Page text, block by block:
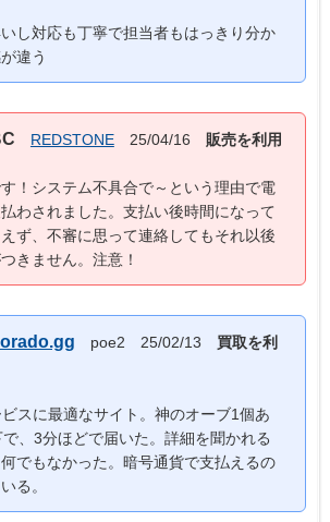
し対応も丁寧で担当者もはっきり分か
違う
REDSTONE25/04/16 販売を利用
！システム不具合で～という理由で電
わされました。支払い後時間になって
ず、不審に思って連絡してもそれ以後
きません。注意！
poe2 25/02/13 買取を利
スに最適なサイト。神のオーブ1個あ
、3分ほどで届いた。詳細を聞かれる
でもなかった。暗号通貨で支払えるの
る。